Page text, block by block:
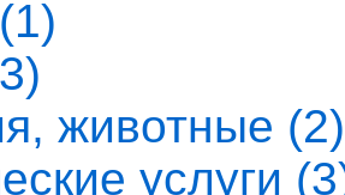
животные (2)
услуги